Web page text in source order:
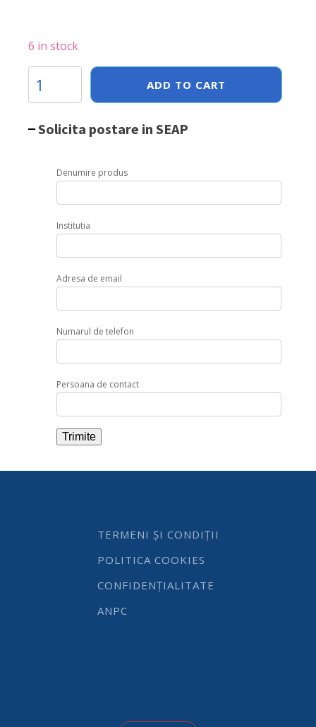
6 in stock
Carucior
transport
mese
1800x850x(H)990mm
ADD TO CART
Solicita postare in SEAP
Denumire produs
Institutia
Adresa de email
Numarul de telefon
Persoana de contact
TERMENI ȘI CONDIȚII
POLITICA COOKIES
CONFIDENȚIALITATE
ANPC